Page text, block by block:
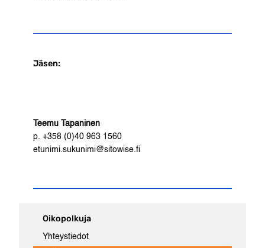
Jäsen:
Teemu Tapaninen
p. +358 (0)40 963 1560
etunimi.sukunimi@sitowise.fi
Oikopolkuja
Yhteystiedot